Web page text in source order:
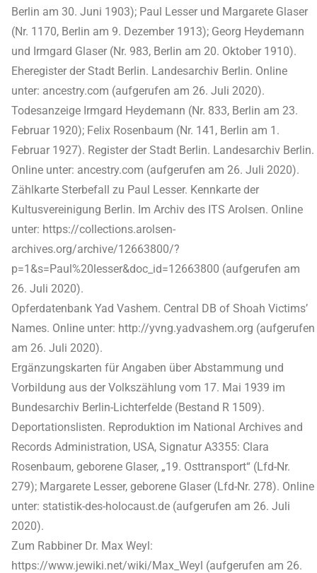
Berlin am 30. Juni 1903); Paul Lesser und Margarete Glaser
(Nr. 1170, Berlin am 9. Dezember 1913); Georg Heydemann
und Irmgard Glaser (Nr. 983, Berlin am 20. Oktober 1910).
Eheregister der Stadt Berlin. Landesarchiv Berlin. Online
unter: ancestry.com (aufgerufen am 26. Juli 2020).
Todesanzeige Irmgard Heydemann (Nr. 833, Berlin am 23.
Februar 1920); Felix Rosenbaum (Nr. 141, Berlin am 1.
Februar 1927). Register der Stadt Berlin. Landesarchiv Berlin.
Online unter: ancestry.com (aufgerufen am 26. Juli 2020).
Zählkarte Sterbefall zu Paul Lesser. Kennkarte der
Kultusvereinigung Berlin. Im Archiv des ITS Arolsen. Online
unter: https://collections.arolsen-
archives.org/archive/12663800/?
p=1&s=Paul%20lesser&doc_id=12663800 (aufgerufen am
26. Juli 2020).
Opferdatenbank Yad Vashem. Central DB of Shoah Victims’
Names. Online unter: http://yvng.yadvashem.org (aufgerufen
am 26. Juli 2020).
Ergänzungskarten für Angaben über Abstammung und
Vorbildung aus der Volkszählung vom 17. Mai 1939 im
Bundesarchiv Berlin-Lichterfelde (Bestand R 1509).
Deportationslisten. Reproduktion im National Archives and
Records Administration, USA, Signatur A3355: Clara
Rosenbaum, geborene Glaser, „19. Osttransport“ (Lfd-Nr.
279); Margarete Lesser, geborene Glaser (Lfd-Nr. 278). Online
unter: statistik-des-holocaust.de (aufgerufen am 26. Juli
2020).
Zum Rabbiner Dr. Max Weyl:
https://www.jewiki.net/wiki/Max_Weyl (aufgerufen am 26.